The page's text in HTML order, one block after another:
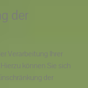
der
Verarbeitung Ihrer
können Sie sich
der